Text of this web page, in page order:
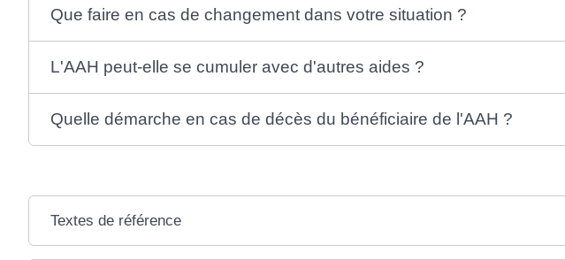
Que faire en cas de changement dans votre situation ?
L'AAH peut-elle se cumuler avec d'autres aides ?
Quelle démarche en cas de décès du bénéficiaire de l'AAH ?
Textes de référence